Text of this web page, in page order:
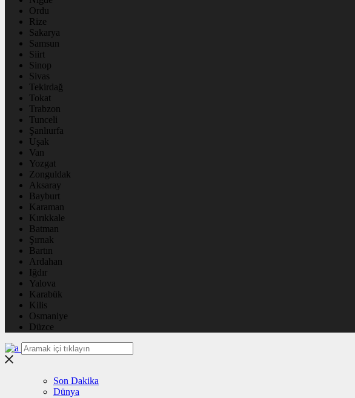
Ordu
Rize
Sakarya
Samsun
Siirt
Sinop
Sivas
Tekirdağ
Tokat
Trabzon
Tunceli
Şanlıurfa
Uşak
Van
Yozgat
Zonguldak
Aksaray
Bayburt
Karaman
Kırıkkale
Batman
Şırnak
Bartın
Ardahan
Iğdır
Yalova
Karabük
Kilis
Osmaniye
Düzce
Son Dakika
Dünya